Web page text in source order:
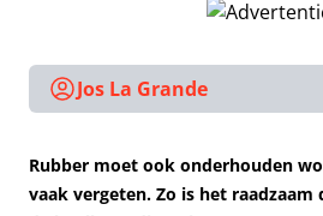
Jos La Grande
Rubber moet ook onderhouden
vaak vergeten. Zo is het